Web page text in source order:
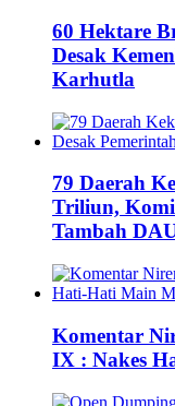
60 Hektare
Desak
Karhutla
79 Daerah
Triliun,
Tambah
Komentar
IX : Nakes